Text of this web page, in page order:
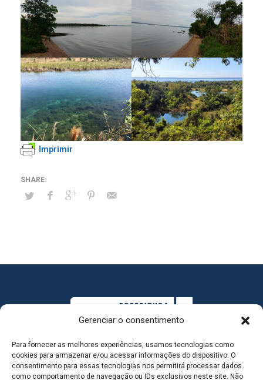
Gerenciar o consentimento
Para fornecer as melhores experiências, usamos tecnologias como
cookies para armazenar e/ou acessar informações do dispositivo. O
consentimento para essas tecnologias nos permitirá processar dados
como comportamento de navegação ou IDs exclusivos neste site. Não
Imprimir